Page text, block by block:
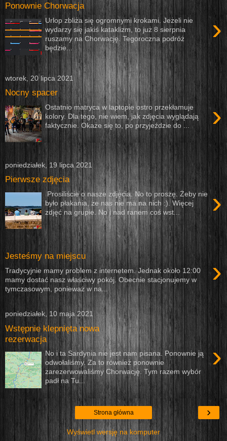
Ponownie Chorwacja
›
Urlop zbliża się ogromnymi krokami. Jeżeli nie
wydarzy się jakiś kataklizm, to już 8 sierpnia
ruszamy na Chorwację. Tegoroczna podróż
będzie...
wtorek, 20 lipca 2021
Nocny spacer
›
Ostatnio matryca w laptopie ostro przekłamuje
kolory. Dla tego, nie wiem, jak zdjęcia wyglądają
faktycznie. Okaże się to, po przyjeździe do ...
poniedziałek, 19 lipca 2021
Pierwsze zdjęcia
›
Prosiliście o nasze zdjęcia. No to proszę. Żeby nie
było płakania, że nas nie ma na nich :). Więcej
zdjęć na grupie. No i nad ranem coś wst...
Jesteśmy na miejscu ›
Tradycyjnie mamy problem z internetem. Jednak około 12:00
mamy dostać nasz właściwy pokój. Obecnie stacjonujemy w
tymczasowym, ponieważ w na...
poniedziałek, 10 maja 2021
Wstępnie klepnięta nowa
rezerwacja
›
No i ta Sardynia nie jest nam pisana. Ponownie ją
odwołaliśmy. Za to również ponownie
zarezerwowaliśmy Chorwację. Tym razem wybór
padł na Tu...
›
Strona główna
Wyświetl wersję na komputer